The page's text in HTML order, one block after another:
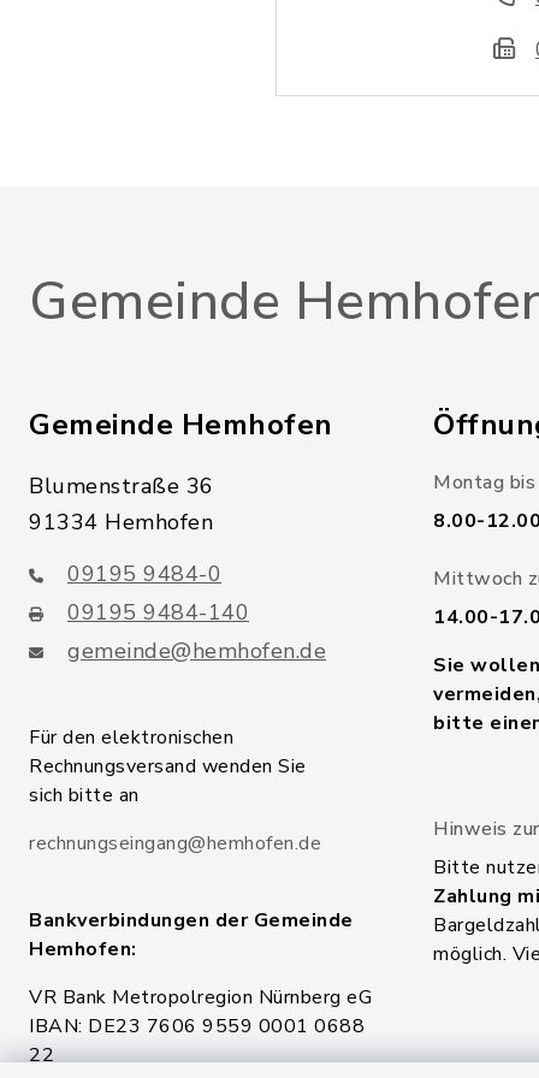
Gemeinde
Gemeinde Hemhofen
Blumenstraße 36
91334 Hemhofen
09195 9484-0
09195 9484-140
gemeinde@hemhofen.de
Für den elektronischen
Rechnungsversand wenden Sie
sich bitte an
rechnungseingang@hemhofen.de
Bankverbindungen der Gemeinde
Hemhofen:
VR Bank Metropolregion Nürnberg eG
IBAN: DE23 7606 9559 0001 0688
22
Montag
8.00-
Mittwoch
14.00-
Sie
bitte
Hinweis
Bitte
Zahlung
möglich.